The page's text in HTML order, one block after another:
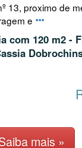
13, proximo de
e
com 120 m2 -
mais »